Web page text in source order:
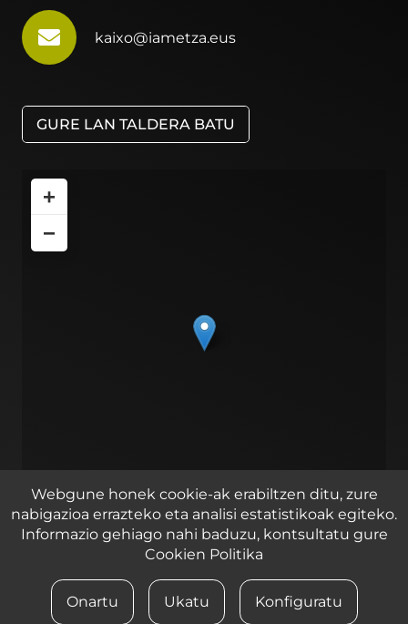
kaixo@iametza.eus
GURE LAN TALDERA BATU
+
−
contributors
Zirkuitu ibilbidea 2, 1 pabilioia, Lasarte – Oria 20160
Webgune honek cookie-ak erabiltzen ditu, zure
nabigazioa errazteko eta analisi estatistikoak egiteko.
Informazio gehiago nahi baduzu, kontsultatu gure
Cookien Politika
Onartu Ukatu Konfiguratu